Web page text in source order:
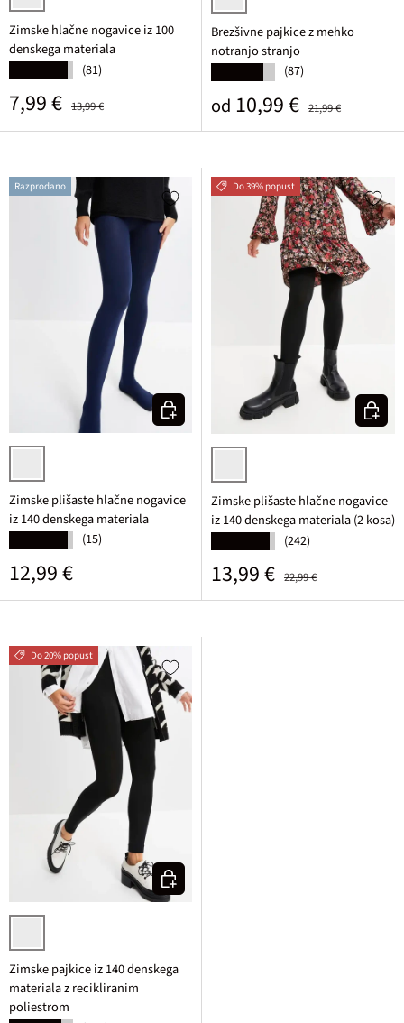
črna
Zimske hlačne nogavice iz 100
denskega materiala
(81)
Prodajna cena
7,99 € 13,99 €
barva jeansa
Brezšivne pajkice z mehko
notranjo stranjo
(87)
Prodajna cena
od 10,99 € 21,99 €
Razprodano
temno modra
Zimske plišaste hlačne nogavice
iz 140 denskega materiala
(15)
Običajna cena
12,99 €
Izberi varianto
Do 39% popust
črna/črna
Zimske plišaste hlačne nogavice
iz 140 denskega materiala (2 kosa)
(242)
Prodajna cena
13,99 € 22,99 €
Izberi
Do 20% popust
črna
Zimske pajkice iz 140 denskega
materiala z recikliranim
poliestrom
Izberi varianto